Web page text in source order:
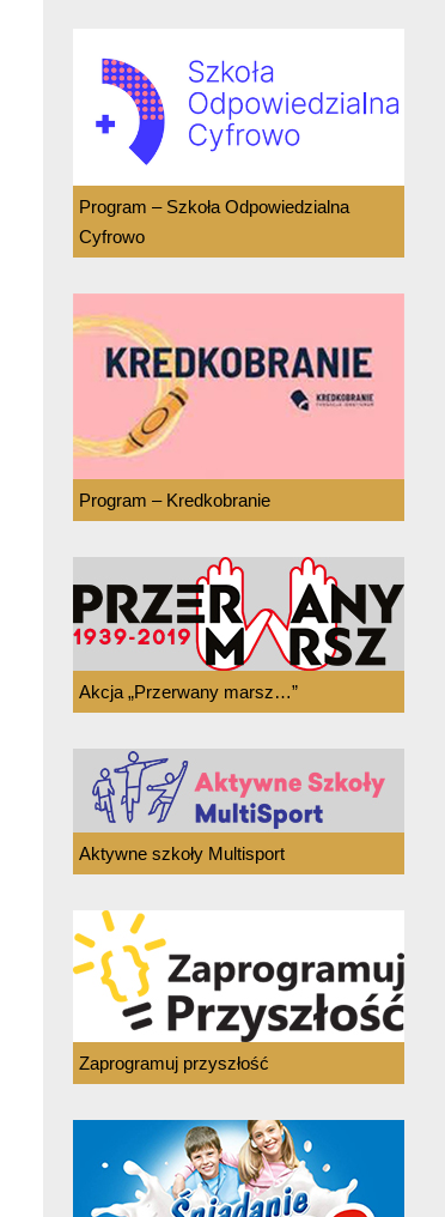
Program – Szkoła Odpowiedzialna
Cyfrowo
Program – Kredkobranie
Akcja „Przerwany marsz…”
Aktywne szkoły Multisport
Zaprogramuj przyszłość